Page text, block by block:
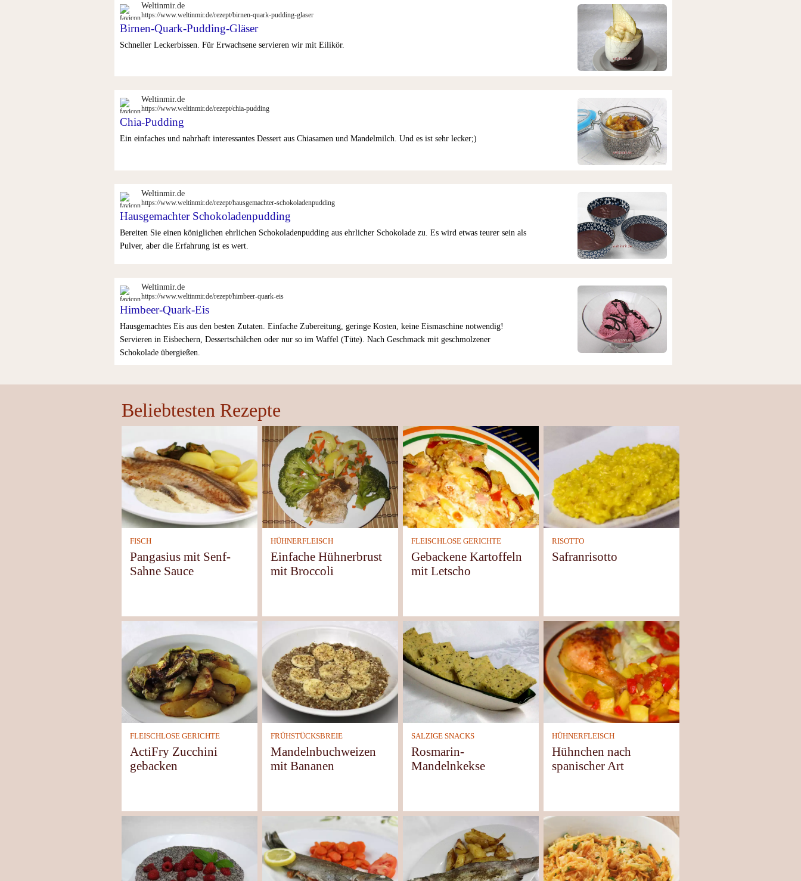
Weltinmir.de
https://www.weltinmir.de/rezept/birnen-quark-pudding-glaser
Birnen-Quark-Pudding-Gläser
Schneller Leckerbissen. Für Erwachsene servieren wir mit Eilikör.
Weltinmir.de
https://www.weltinmir.de/rezept/chia-pudding
Chia-Pudding
Ein einfaches und nahrhaft interessantes Dessert aus Chiasamen und Mandelmilch. Und es ist sehr lecker;)
Weltinmir.de
https://www.weltinmir.de/rezept/hausgemachter-schokoladenpudding
Hausgemachter Schokoladenpudding
Bereiten Sie einen königlichen ehrlichen Schokoladenpudding aus ehrlicher Schokolade zu. Es wird etwas teurer sein als
Pulver, aber die Erfahrung ist es wert.
Weltinmir.de
https://www.weltinmir.de/rezept/himbeer-quark-eis
Himbeer-Quark-Eis
Hausgemachtes Eis aus den besten Zutaten. Einfache Zubereitung, geringe Kosten, keine Eismaschine notwendig!
Servieren in Eisbechern, Dessertschälchen oder nur so im Waffel (Tüte). Nach Geschmack mit geschmolzener
Schokolade übergießen.
Beliebtesten Rezepte
FISCH
Pangasius mit Senf-
Sahne Sauce
HÜHNERFLEISCH
Einfache Hühnerbrust
mit Broccoli
FLEISCHLOSE GERICHTE
Gebackene Kartoffeln
mit Letscho
RISOTTO
Safranrisotto
FLEISCHLOSE GERICHTE
ActiFry Zucchini
gebacken
FRÜHSTÜCKSBREIE
Mandelnbuchweizen
mit Bananen
SALZIGE SNACKS
Rosmarin-
Mandelnkekse
HÜHNERFLEISCH
Hühnchen nach
spanischer Art